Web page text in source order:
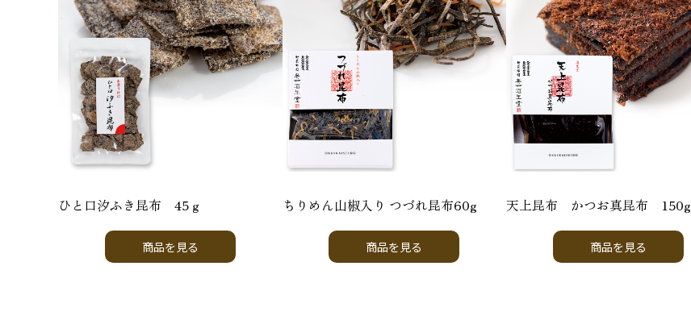
ひと口汐ふき昆布 45ｇ
商品を見る
ちりめん山椒入り つづれ昆布60g
商品を見る
天上昆布 かつお真昆布 150g
商品を見る